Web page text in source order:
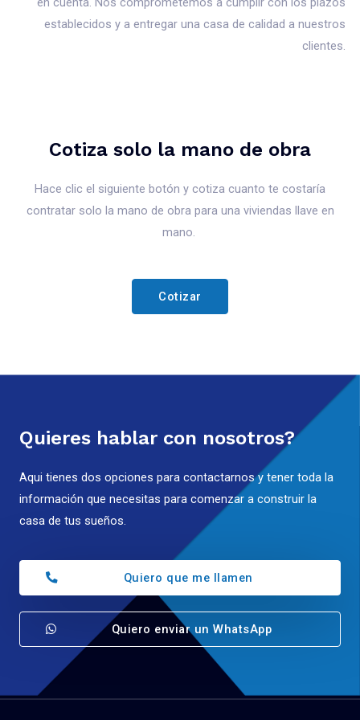
establecidos y a entregar una casa de calidad a nuestros
clientes.
Cotiza solo la mano de obra
Hace clic el siguiente botón y cotiza cuanto te costaría
contratar solo la mano de obra para una viviendas llave en
mano.
Cotizar
Quieres hablar con nosotros?
Aqui tienes dos opciones para contactarnos y tener toda la
información que necesitas para comenzar a construir la
casa de tus sueños.
Quiero que me llamen
Quiero enviar un WhatsApp